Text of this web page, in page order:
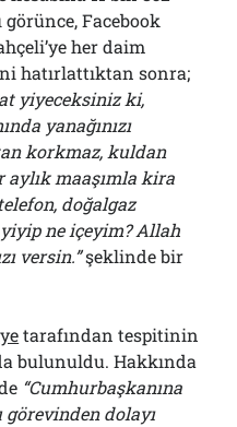
görünce, Facebook
her daim
hatırlattıktan sonra;
yiyeceksiniz ki,
yanağınızı
korkmaz, kuldan
maaşımla kira
doğalgaz
yiyip ne içeyim? Allah
versin.”şeklinde bir
tarafından tespitinin
bulunuldu. Hakkında
“Cumhurbaşkanına
dolayı